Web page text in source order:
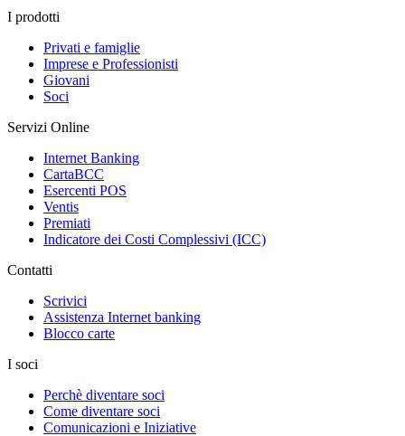
I prodotti
Privati e famiglie
Imprese e Professionisti
Giovani
Soci
Servizi Online
Internet Banking
CartaBCC
Esercenti POS
Ventis
Premiati
Indicatore dei Costi Complessivi (ICC)
Contatti
Scrivici
Assistenza Internet banking
Blocco carte
I soci
Perchè diventare soci
Come diventare soci
Comunicazioni e Iniziative